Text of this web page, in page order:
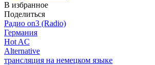
В избранное
Поделиться
Радио on3 (Radio)
Германия
Hot AC
Alternative
трансляция на немецком языке